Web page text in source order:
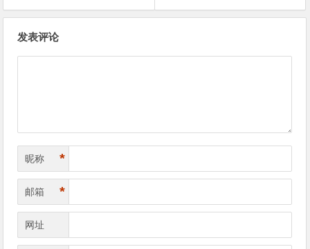
发表评论
昵称 *
邮箱 *
网址